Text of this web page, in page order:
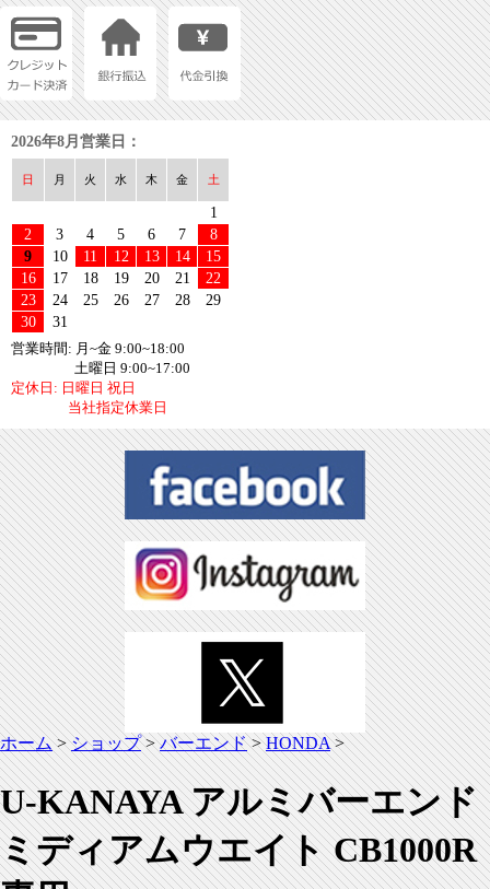
2026年8月営業日：
日 月 火 水 木 金 土
1
2
3 4 5 6 7
8
9
10 11 12 13 14
15
16
17 18 19 20 21
22
23
24 25 26 27 28
29
30
31
営業時間: 月~金 9:00~18:00
土曜日 9:00~17:00
定休日: 日曜日 祝日
当社指定休業日
ホーム>ショップ>バーエンド>HONDA>
U-KANAYA アルミバーエンド
ミディアムウエイト CB1000R